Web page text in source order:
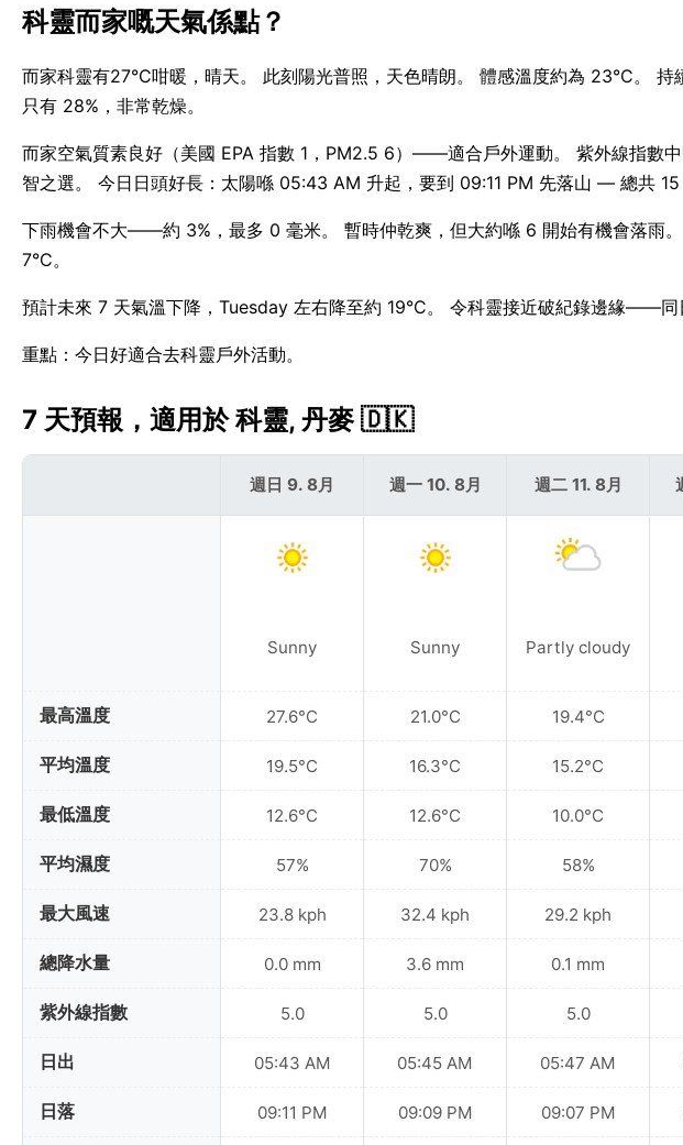
科靈而家嘅天氣係點？
而家科靈有27°C咁暖，晴天。 此刻陽光普照，天色晴朗。 體感溫度約為 23°C。
只有 28%，非常乾燥。
而家空氣質素良好（美國 EPA 指數 1，PM2.5 6）——適合戶外運動。 紫外線指數
智之選。 今日日頭好長：太陽喺 05:43 AM 升起，要到 09:11 PM 先落山 — 總共 15
下雨機會不大——約 3%，最多 0 毫米。 暫時仲乾爽，但大約喺 6 開始有機會落雨
7°C。
預計未來 7 天氣溫下降，Tuesday 左右降至約 19°C。 令科靈接近破紀錄邊緣——同
重點：今日好適合去科靈戶外活動。
7 天預報，適用於 科靈, 丹麥 🇩🇰
最高溫度
平均溫度
最低溫度
平均濕度
最大風速
總降水量
紫外線指數
日出
日落
週日 9. 8月
Sunny
27.6°C
19.5°C
12.6°C
57%
23.8 kph
0.0 mm
5.0
05:43 AM
09:11 PM
週一 10. 8月
Sunny
21.0°C
16.3°C
12.6°C
70%
32.4 kph
3.6 mm
5.0
05:45 AM
09:09 PM
週二 11. 8月
Partly cloudy
19.4°C
15.2°C
10.0°C
58%
29.2 kph
0.1 mm
5.0
05:47 AM
09:07 PM